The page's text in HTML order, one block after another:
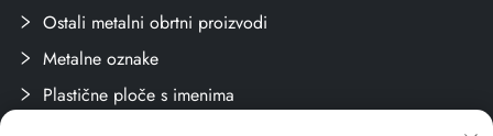
Ostali metalni obrtni proizvodi
Metalne oznake
Plastične ploče s imenima